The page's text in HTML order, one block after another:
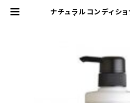
ナチュラルコンディシ